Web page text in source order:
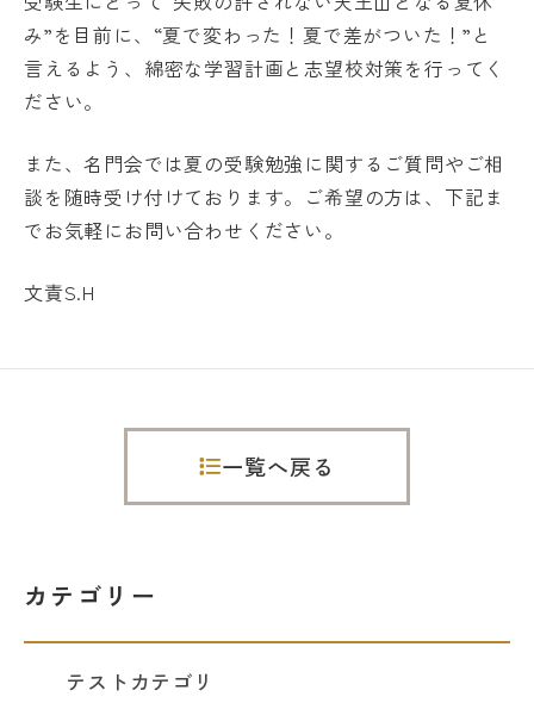
み”を目前に、“夏で変わった！夏で差がついた！”と
言えるよう、綿密な学習計画と志望校対策を行ってく
ださい。
また、名門会では夏の受験勉強に関するご質問やご相
談を随時受け付けております。ご希望の方は、下記ま
でお気軽にお問い合わせください。
文責S.H
一覧へ戻る
カテゴリー
テストカテゴリ